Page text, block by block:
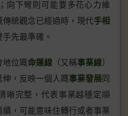
向下彎則可能要多花心力維
傳統觀念已經過時，現代手相
先最準確。
地位嘅命運線 （又稱事業線）
伸，反映一個人嘅事業發展 同
晰完整，代表事業越穩定順
，可能意味住轉行或者事業